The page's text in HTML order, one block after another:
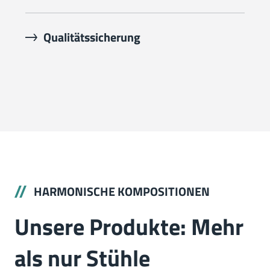
Qualitätssicherung
HARMONISCHE KOMPOSITIONEN
Unsere Produkte: Mehr
als nur Stühle